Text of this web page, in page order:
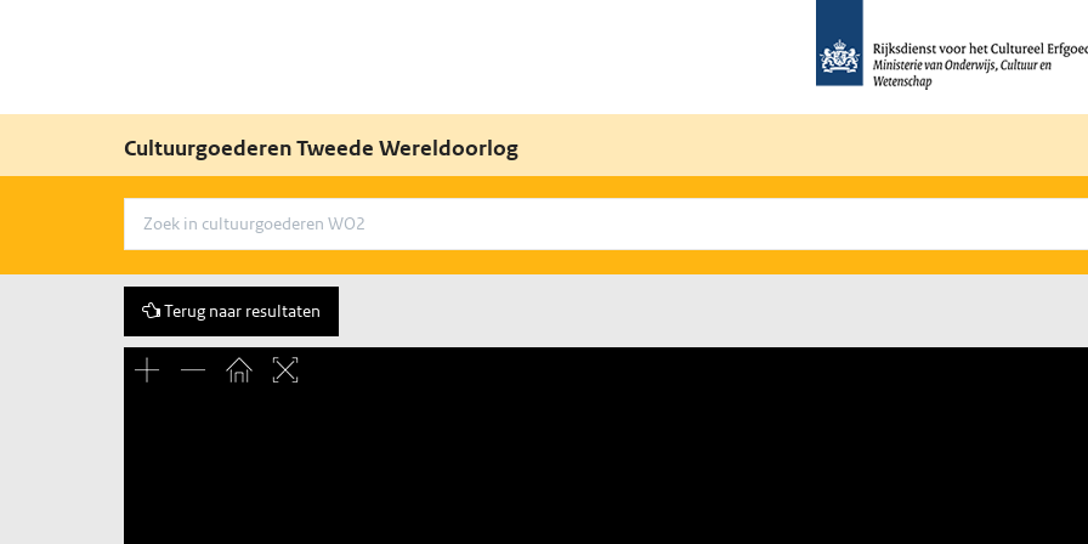
Cultuurgoederen Tweede Wereldoorlog
Terug naar resultaten